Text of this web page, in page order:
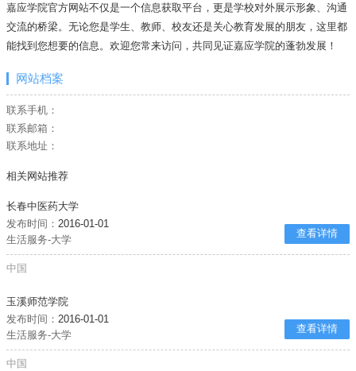
嘉应学院官方网站不仅是一个信息获取平台，更是学校对外展示形象、沟通
交流的桥梁。无论您是学生、教师、校友还是关心教育发展的朋友，这里都
能找到您想要的信息。欢迎您常来访问，共同见证嘉应学院的蓬勃发展！
网站档案
联系手机：
联系邮箱：
联系地址：
相关网站推荐
长春中医药大学
发布时间：2016-01-01
生活服务-大学
查看详情
中国
玉溪师范学院
发布时间：2016-01-01
生活服务-大学
查看详情
中国